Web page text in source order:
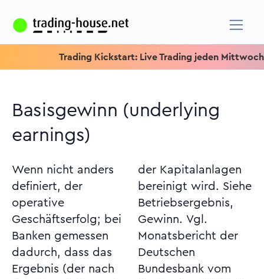
Trading Kickstart: Live Trading jeden Mittwoch um
Basisgewinn (underlying
earnings)
Wenn nicht anders
definiert, der
operative
Geschäftserfolg; bei
Banken gemessen
dadurch, dass das
Ergebnis (der nach
der Kapitalanlagen
bereinigt wird. Siehe
Betriebsergebnis,
Gewinn. Vgl.
Monatsbericht der
Deutschen
Bundesbank vom